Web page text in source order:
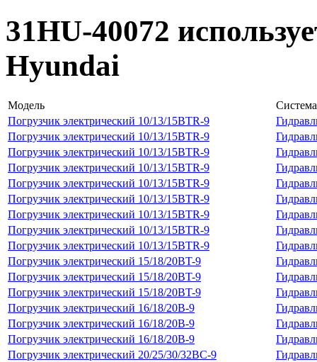
31HU-40072
Hyundai
Модель
Система
Погрузчик электрический 10/13/15BTR-9
Погрузчик электрический 10/13/15BTR-9
Погрузчик электрический 10/13/15BTR-9
Погрузчик электрический 10/13/15BTR-9
Погрузчик электрический 10/13/15BTR-9
Погрузчик электрический 10/13/15BTR-9
Погрузчик электрический 10/13/15BTR-9
Погрузчик электрический 10/13/15BTR-9
Погрузчик электрический 10/13/15BTR-9
Погрузчик электрический 15/18/20BT-9
Погрузчик электрический 15/18/20BT-9
Погрузчик электрический 15/18/20BT-9
Погрузчик электрический 16/18/20B-9
Погрузчик электрический 16/18/20B-9
Погрузчик электрический 16/18/20B-9
Погрузчик электрический 20/25/30/32BC-9